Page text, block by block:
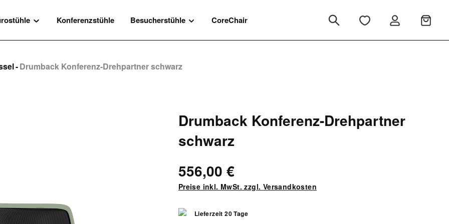
Konferenzstühle Besucherstühle CoreChair
-Drumback Konferenz-Drehpartner schwarz
Drumback Konferenz-Drehpartner
schwarz
556,00 €
Preise inkl. MwSt. zzgl. Versandkosten
Lieferzeit 20 Tage